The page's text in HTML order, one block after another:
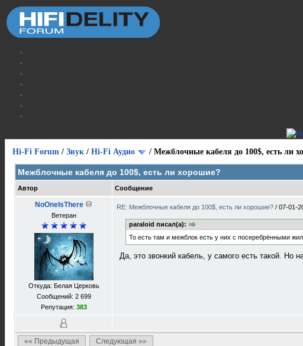
Hi-Fi Forum / Звук / Hi-Fi Аудио / Межблочные кабеля до 100$, есть ли
Межблочные кабеля до 100$, есть ли хорошие?
Автор Сообщение
NoOneIsThere
Ветеран
Откуда: Белая Церковь
Сообщений: 2 699
Репутация: 383
RE: Межблочные кабеля до 100$, есть ли хорошие? / 07-01-
paraloid писал(а):
То есть там и межблок есть у них с посеребрёнными
Да, это звонкий кабель, у самого есть такой. Но
«« Предыдущая
Следующая »»